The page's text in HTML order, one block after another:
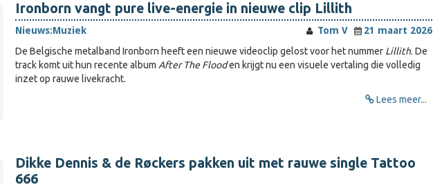
Ironborn vangt pure live-energie in nieuwe clip Lillith
Nieuws:Muziek Tom V
21 maart 2026
De Belgische metalband Ironborn heeft een nieuwe videoclip gelost voor het nummer Lillith. De
track komt uit hun recente album After The Flooden krijgt nu een visuele vertaling die volledig
inzet op rauwe livekracht.
Lees meer...
Dikke Dennis & de Røckers pakken uit met rauwe single Tattoo
666